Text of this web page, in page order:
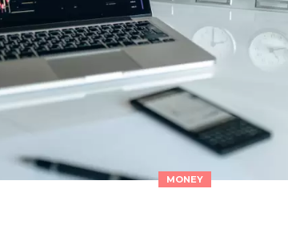
MONEY